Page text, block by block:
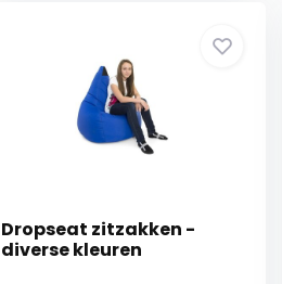
Dropseat zitzakken -
diverse kleuren